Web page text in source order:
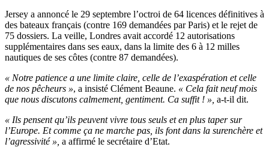
Jersey a annoncé le 29 septembre l’octroi de 64 licences définitives à
des bateaux français (contre 169 demandées par Paris) et le rejet de
75 dossiers. La veille, Londres avait accordé 12 autorisations
supplémentaires dans ses eaux, dans la limite des 6 à 12 milles
nautiques de ses côtes (contre 87 demandées).
« Notre patience a une limite claire, celle de l’exaspération et celle
de nos pêcheurs », a insisté Clément Beaune. « Cela fait neuf mois
que nous discutons calmement, gentiment. Ca suffit ! », a-t-il dit.
« Ils pensent qu’ils peuvent vivre tous seuls et en plus taper sur
l’Europe. Et comme ça ne marche pas, ils font dans la surenchère et
l’agressivité », a affirmé le secrétaire d’Etat.